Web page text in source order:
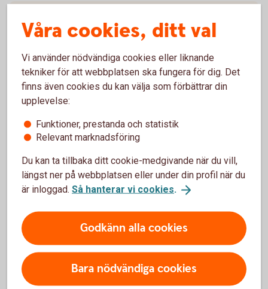
För att se detta innehåll behöver du först
godkänna cookies för Funktioner, prestanda
och statistik.
Inställningar för cookies
Swedbank Economic Outlook
Bankens konjunkturrapport presenterar de senaste
prognoserna för Sverige, Baltikum och de viktigaste
globala ekonomierna. Konjunkturrapporten utkommer
två gånger per år med två uppdateringar däremellan.
Våra cookies, ditt val
Vi använder nödvändiga cookies eller liknande
tekniker för att webbplatsen ska fungera för dig. Det
finns även cookies du kan välja som förbättrar din
upplevelse:
Funktioner, prestanda och statistik
Relevant marknadsföring
Du kan ta tillbaka ditt cookie-medgivande när du vill,
längst ner på webbplatsen eller under din profil när du
är inloggad. Så hanterar vi cookies.
Godkänn alla cookies
Bara nödvändiga cookies